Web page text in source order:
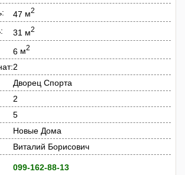
47 м2
31 м2
6 м2
2
Дворец Спорта
2
5
Новые Дома
Виталий Борисович
099-162-88-13